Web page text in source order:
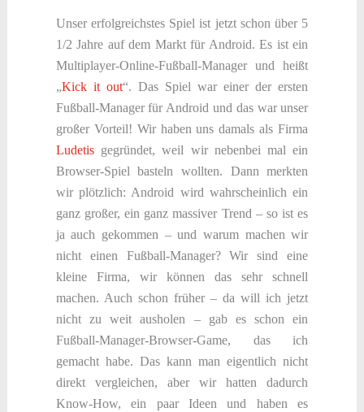
Unser erfolgreichstes Spiel ist jetzt schon über 5
1/2 Jahre auf dem Markt für Android. Es ist ein
Multiplayer-Online-Fußball-Manager und heißt
„Kick it out“. Das Spiel war einer der ersten
Fußball-Manager für Android und das war unser
großer Vorteil! Wir haben uns damals als Firma
Ludetisgegründet, weil wir nebenbei mal ein
Browser-Spiel basteln wollten. Dann merkten
wir plötzlich: Android wird wahrscheinlich ein
ganz großer, ein ganz massiver Trend – so ist es
ja auch gekommen – und warum machen wir
nicht einen Fußball-Manager? Wir sind eine
kleine Firma, wir können das sehr schnell
machen. Auch schon früher – da will ich jetzt
nicht zu weit ausholen – gab es schon ein
Fußball-Manager-Browser-Game, das ich
gemacht habe. Das kann man eigentlich nicht
direkt vergleichen, aber wir hatten dadurch
Know-How, ein paar Ideen und haben es